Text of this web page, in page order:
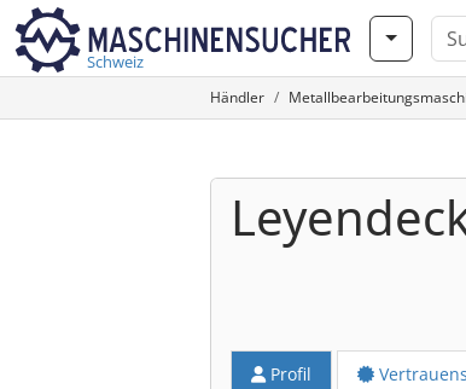
Schweiz
Händler
Profil